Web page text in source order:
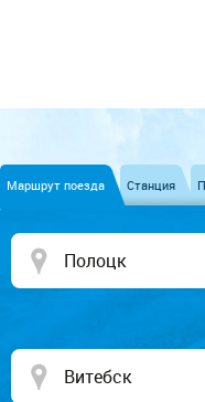
Маршрут поезда Станция